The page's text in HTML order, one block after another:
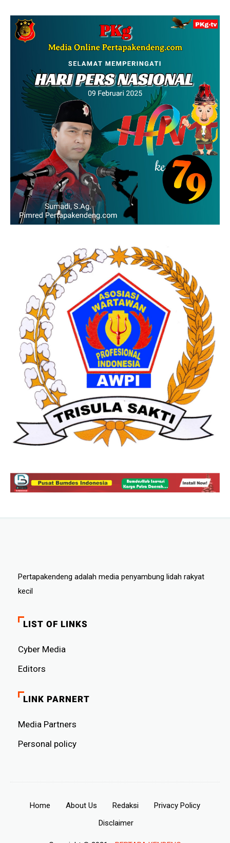
Pertapakendeng adalah media penyambung lidah rakyat
kecil
LIST OF LINKS
Cyber ​​Media
Editors
LINK PARNERT
Media Partners
Personal policy
Home About Us Redaksi
Privacy Policy
Disclaimer